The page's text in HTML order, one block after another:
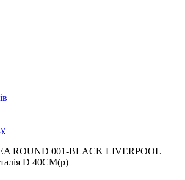
ROUND 001-BLACK LIVERPOOL
D 40CM(р)